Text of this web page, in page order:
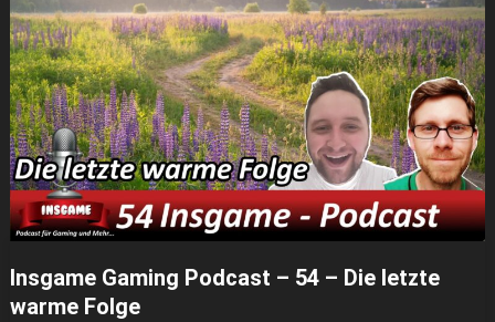
Insgame Gaming Podcast – 54 – Die letzte
warme Folge